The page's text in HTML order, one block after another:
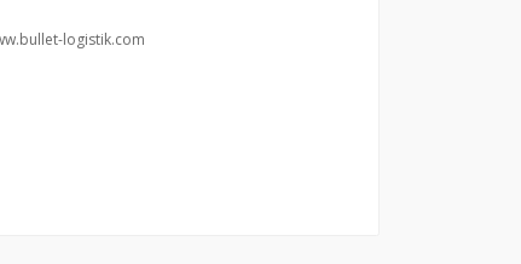
logistik.com